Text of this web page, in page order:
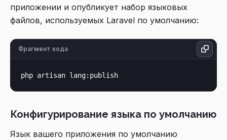
приложении и опубликует набор языковых
файлов, используемых Laravel по умолчанию:
Фрагмент кода
Конфигурирование языка по умолчанию
Язык вашего приложения по умолчанию